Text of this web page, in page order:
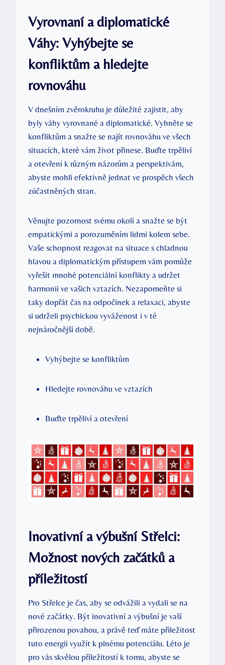
Vyrovnaní a diplomatické
Váhy: Vyhýbejte se
konfliktům a hledejte
rovnováhu
V dnešním zvěrokruhu je důležité zajistit, aby
byly váhy vyrovnané a diplomatické. Vyhněte se
konfliktům a snažte se najít rovnováhu ve všech
situacích, které vám život přinese. Buďte trpěliví
a otevření k různým názorům a perspektivám,
abyste mohli efektivně jednat ve prospěch všech
zúčastněných stran.
Věnujte pozornost svému okolí a snažte se být
empatickými a porozuměním lidmi kolem sebe.
Vaše schopnost reagovat na situace s chladnou
hlavou a diplomatickým přístupem vám pomůže
vyřešit mnohé potenciální konflikty a udržet
harmonii ve vašich vztazích. Nezapomeňte si
taky dopřát čas na odpočinek a relaxaci, abyste
si udrželi psychickou vyváženost i v té
nejnáročnější době.
Vyhýbejte se konfliktům
Hledejte rovnováhu ve vztazích
Buďte trpěliví a otevření
Inovativní a výbušní Střelci:
Možnost nových začátků a
příležitostí
Pro Střelce je čas, aby se odvážili a vydali se na
nové začátky. Být inovativní a výbušní je vaší
přirozenou povahou, a právě teď máte příležitost
tuto energii využít k plnému potenciálu. Léto je
pro vás skvělou příležitostí k tomu, abyste se